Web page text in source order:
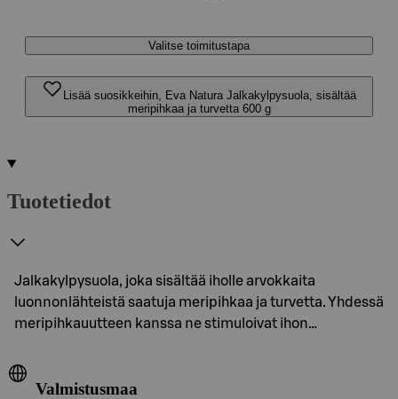
Valitse toimitustapa
Lisää suosikkeihin, Eva Natura Jalkakylpysuola, sisältää
meripihkaa ja turvetta 600 g
Tuotetiedot
Jalkakylpysuola, joka sisältää iholle arvokkaita
luonnonlähteistä saatuja meripihkaa ja turvetta. Yhdessä
meripihkauutteen kanssa ne stimuloivat ihon…
Valmistusmaa